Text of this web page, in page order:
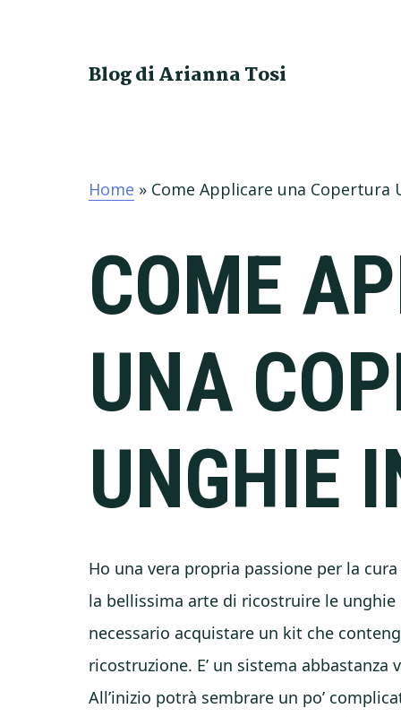
Blog di Arianna Tosi
Home » Come Applicare una Copertura
COME
UNA
UNGHIE
Ho una vera propria passione per la
la bellissima arte di ricostruire le unghie
necessario acquistare un kit che
ricostruzione. E’ un sistema
All’inizio potrà sembrare un po’